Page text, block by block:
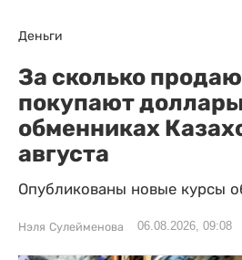
Деньги
За сколько
покупают
обменниках
августа
Опубликованы новые курсы
Нэля Сулейменова 06.08.2026, 09:08